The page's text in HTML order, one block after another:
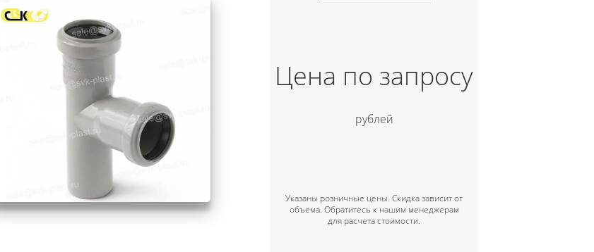
Цена по запросу
рублей
Указаны розничные цены. Скидка зависит от
объема. Обратитесь к нашим менеджерам
для расчета стоимости.